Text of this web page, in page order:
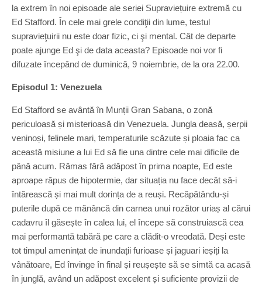
la extrem în noi episoade ale seriei Supraviețuire extremă cu
Ed Stafford. În cele mai grele condiţii din lume, testul
supravieţuirii nu este doar fizic, ci şi mental. Cât de departe
poate ajunge Ed şi de data aceasta? Episoade noi vor fi
difuzate începând de duminică, 9 noiembrie, de la ora 22.00.
Episodul 1: Venezuela
Ed Stafford se avântă în Munții Gran Sabana, o zonă
periculoasă și misterioasă din Venezuela. Jungla deasă, șerpii
veninoși, felinele mari, temperaturile scăzute și ploaia fac ca
această misiune a lui Ed să fie una dintre cele mai dificile de
până acum. Rămas fără adăpost în prima noapte, Ed este
aproape răpus de hipotermie, dar situația nu face decât să-i
întărească și mai mult dorința de a reuși. Recăpătându-și
puterile după ce mănâncă din carnea unui rozător uriaș al cărui
cadavru îl găsește în calea lui, el începe să construiască cea
mai performantă tabără pe care a clădit-o vreodată. Deși este
tot timpul amenințat de inundații furioase și jaguari ieșiți la
vânătoare, Ed învinge în final și reușește să se simtă ca acasă
în junglă, având un adăpost excelent și suficiente provizii de